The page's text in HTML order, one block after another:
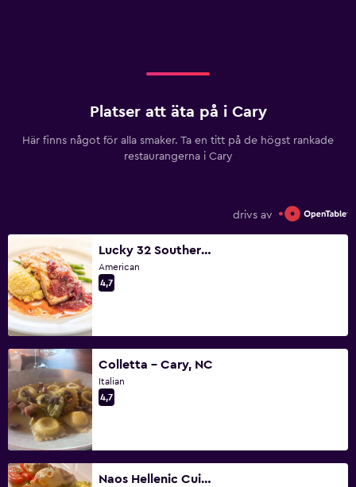
Platser att äta på i Cary
Här finns något för alla smaker. Ta en titt på de högst rankade
restaurangerna i Cary
drivs av
Lucky 32 Southern Kitchen - Cary
American
4,7
Colletta - Cary, NC
Italian
4,7
Naos Hellenic Cuisine